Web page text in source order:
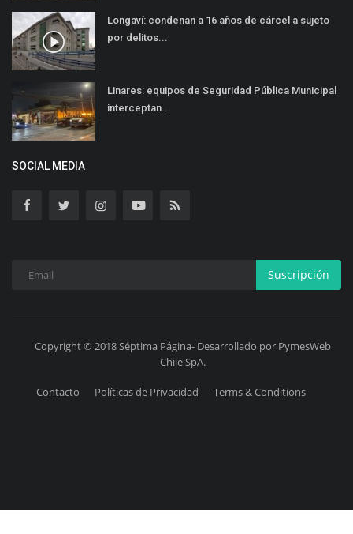
Longaví: condenan a 16 años de cárcel a sujeto
por delitos...
Linares: equipos de Seguridad Pública Municipal
interceptan...
SOCIAL MEDIA
Suscripción
Copyright © 2018 Séptima Página- Desarrollado por PymesWeb
Chile SpA.
Contacto Políticas de Privacidad Terms & Conditions